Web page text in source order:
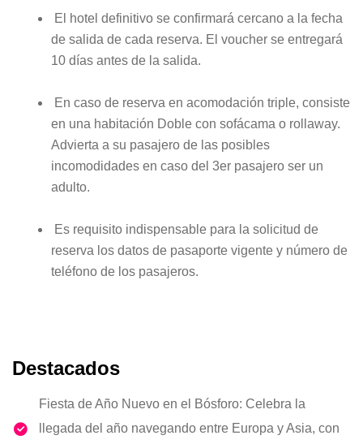
El hotel definitivo se confirmará cercano a la fecha
de salida de cada reserva. El voucher se entregará
10 días antes de la salida.
En caso de reserva en acomodación triple, consiste
en una habitación Doble con sofácama o rollaway.
Advierta a su pasajero de las posibles
incomodidades en caso del 3er pasajero ser un
adulto.
Es requisito indispensable para la solicitud de
reserva los datos de pasaporte vigente y número de
teléfono de los pasajeros.
Destacados
Fiesta de Año Nuevo en el Bósforo: Celebra la
llegada del año navegando entre Europa y Asia, con